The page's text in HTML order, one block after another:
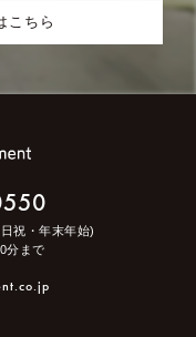
こちら
祝・年末年始)
分まで